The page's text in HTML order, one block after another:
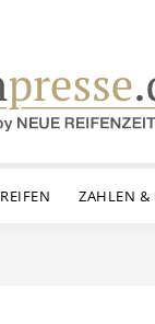
ZAHLEN &